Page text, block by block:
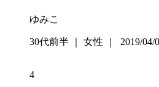
ゆみこ
30代前半 ｜ 女性 ｜ 2019/04/
4